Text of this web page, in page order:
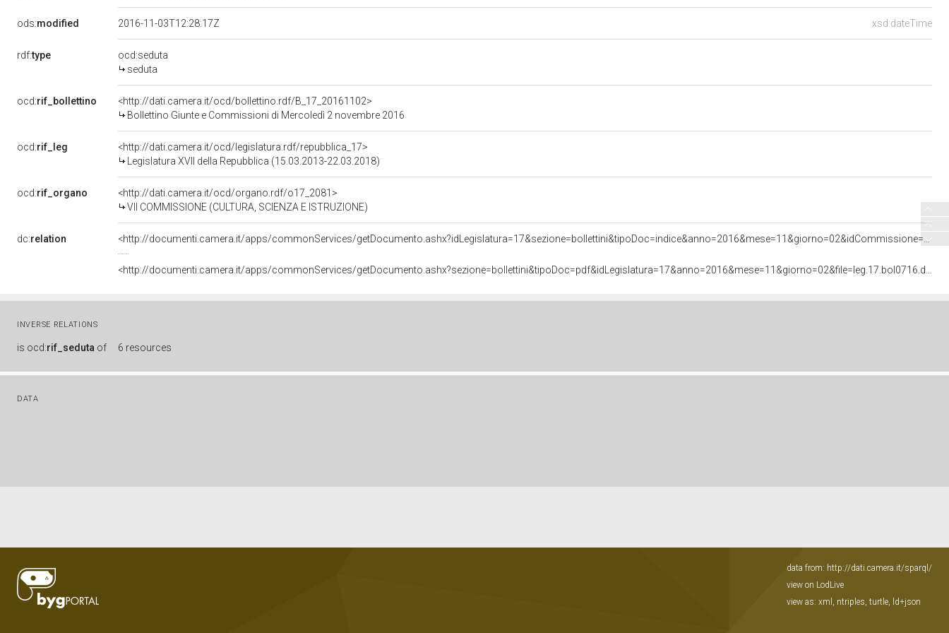
ods:modified xsd:dateTime
2016-11-03T12:28:17Z
rdf:type
ocd:seduta
seduta
ocd:rif_bollettino
<http://dati.camera.it/ocd/bollettino.rdf/B_17_20161102>
Bollettino Giunte e Commissioni di Mercoledì 2 novembre 2016
ocd:rif_leg
<http://dati.camera.it/ocd/legislatura.rdf/repubblica_17>
Legislatura XVII della Repubblica (15.03.2013-22.03.2018)
ocd:rif_organo
<http://dati.camera.it/ocd/organo.rdf/o17_2081>
VII COMMISSIONE (CULTURA, SCIENZA E ISTRUZIONE)
dc:relation
INVERSE RELATIONS
is ocd:rif_seduta of 6 resources
DATA
data from: http://dati.camera.it/sparql/
view on LodLive
view as: xml , ntriples, turtle, ld+json